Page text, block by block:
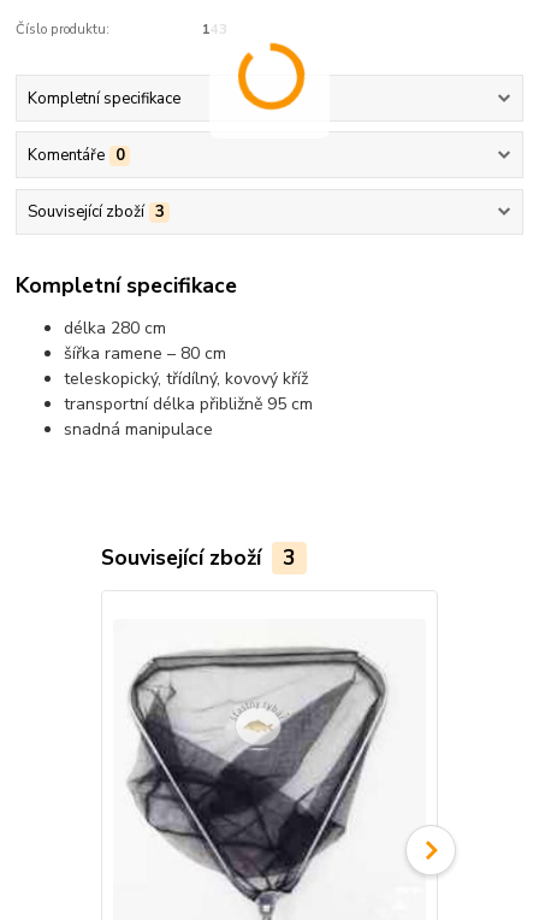
Číslo produktu: 143
Kompletní specifikace
Komentáře 0
Související zboží 3
Kompletní specifikace
délka 280 cm
šířka ramene – 80 cm
teleskopický, třídílný, kovový kříž
transportní délka přibližně 95 cm
snadná manipulace
Související zboží 3